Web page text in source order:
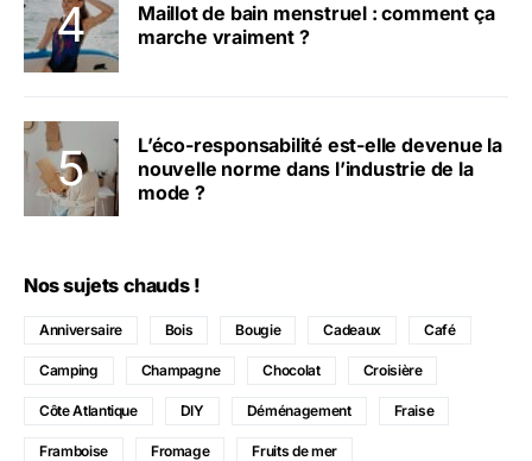
Maillot de bain menstruel : comment ça
marche vraiment ?
L’éco-responsabilité est-elle devenue la
nouvelle norme dans l’industrie de la
mode ?
Nos sujets chauds !
Anniversaire Bois Bougie Cadeaux Café
Camping Champagne Chocolat Croisière
Côte Atlantique DIY Déménagement Fraise
Framboise Fromage Fruits de mer